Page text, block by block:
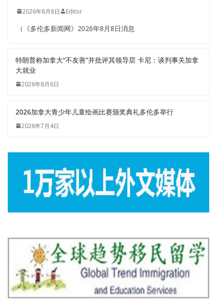
2026年8月8日 Editor
（《多伦多新闻网》2026年8月8日消息
特朗普称加拿大“不友善”并批评其领导层 卡尼：谈判事关加拿
大就业
2026年8月6日
2026加拿大青少年儿童绘画比赛颁奖典礼多伦多举行
2026年7月4日